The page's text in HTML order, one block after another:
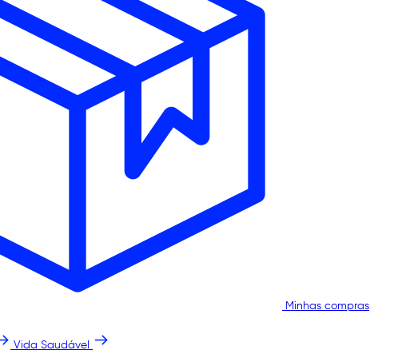
Minhas compras
Vida Saudável